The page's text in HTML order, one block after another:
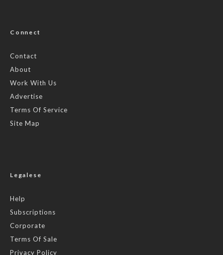
Connect
Contact
About
Work With Us
Advertise
Terms Of Service
Site Map
Legalese
Help
Subscriptions
Corporate
Terms Of Sale
Privacy Policy